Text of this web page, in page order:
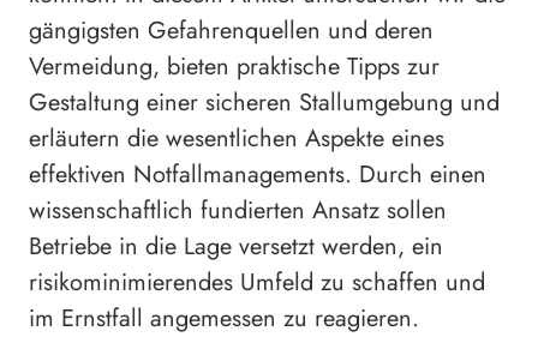
gängigsten Gefahrenquellen und deren
Vermeidung, bieten praktische Tipps zur
Gestaltung einer sicheren Stallumgebung und
erläutern die wesentlichen Aspekte eines
effektiven Notfallmanagements. Durch einen
wissenschaftlich fundierten Ansatz sollen
Betriebe in die Lage versetzt werden, ein
risikominimierendes Umfeld zu schaffen und
im Ernstfall angemessen zu reagieren.